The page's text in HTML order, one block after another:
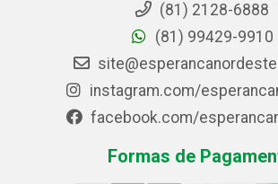
(81) 2128-6888
(81) 99429-9910
instagram.com/
facebook.com/
Formas de